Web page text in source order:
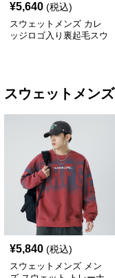
¥5,640 (税込)
スウェットメンズ カレ
ッジロゴ入り裏起毛スウ
スウェットメンズ
¥5,840 (税込)
スウェットメンズ メン